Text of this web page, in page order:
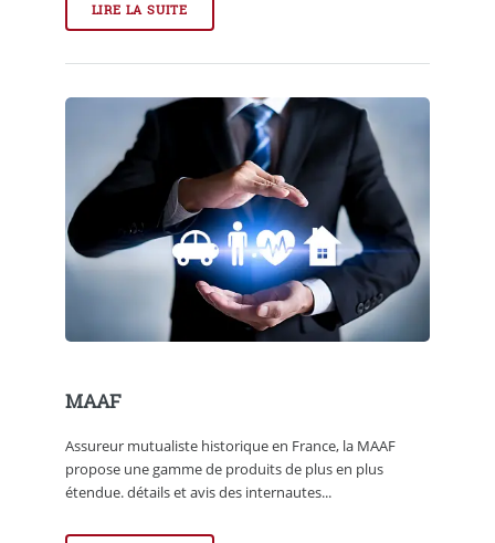
LIRE LA SUITE
MAAF
Assureur mutualiste historique en France, la MAAF
propose une gamme de produits de plus en plus
étendue. détails et avis des internautes...